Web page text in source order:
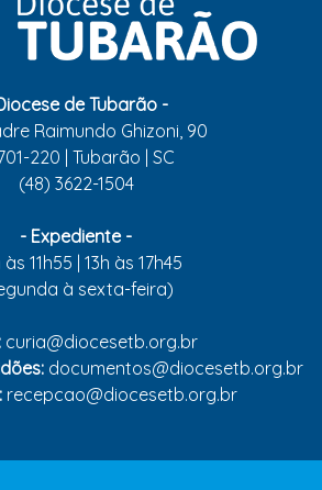
de Tubarão -
Raimundo Ghizoni, 90
220 | Tubarão | SC
(48) 3622-1504
- Expediente -
11h55 | 13h às 17h45
à sexta-feira)
curia@diocesetb.org.br
documentos@diocesetb.org.br
recepcao@diocesetb.org.br